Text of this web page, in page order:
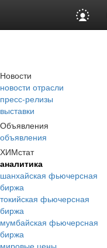
Новости
новости отрасли
пресс-релизы
выставки
Объявления
объявления
ХИМстат
аналитика
шанхайская фьючерсная
биржа
токийская фьючерсная
биржа
мумбайская фьючерсная
биржа
мировые цены